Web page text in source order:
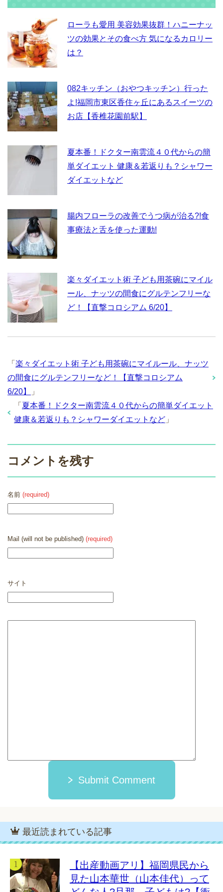
ローラも愛用 美容効果抜群！ハニーナッ
ツの効果とその食べ方 気になるカロリー
は？
082キッチン（おやつキッチン）行った
よ!福岡市東区香住ヶ丘にあるスイーツの
お店【香椎花園前駅】
夏本番！ドクター南雲流４０代からの簡
単ダイエット 健康＆若返りも？シャワー
ダイエットなど
腸内フローラの改善でうつ病が治る?!食
事療法と舌を使った運動!
楽々ダイエット術 子ども用茶碗にマイル
ール、ナッツの間食にグルテンフリーな
ど！【直撃コロシアム 6/20】
「 楽々ダイエット術 子ども用茶碗にマイルール、ナッツ
の間食にグルテンフリーなど！【直撃コロシアム
6/20】
」
「 夏本番！ドクター南雲流４０代からの簡単ダイエット
健康＆若返りも？シャワーダイエットなど 」
コメントを残す
名前 (required)
Mail (will not be published) (required)
サイト
Submit Comment
最近読まれている記事
【出産動画アリ】福岡県民から
見た山本華世（山本佳代）って